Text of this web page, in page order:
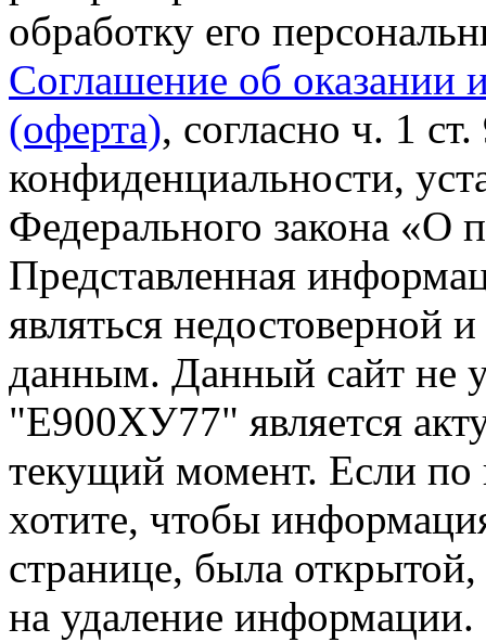
обработку его
Соглашение об оказании
(оферта), согласно ч. 1
конфиденциальности,
Федерального закона «О
Представленная
являться недостоверной
данным. Данный сайт не
"Е900ХУ77" является
текущий момент. Если
хотите, чтобы
странице, была открытой,
на удаление информации.